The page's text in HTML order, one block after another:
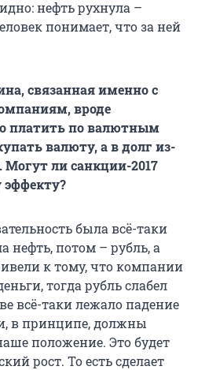
нефть рухнула –
понимает, что за ней
связанная именно с
вроде
платить по валютным
валюту, а в долг из-
Могут ли санкции-2017
была всё-таки
нефть, потом – рубль, а
к тому, что компании
тогда рубль слабел
всё-таки лежало падение
в принципе, должны
положение. Это будет
рост. То есть сделает